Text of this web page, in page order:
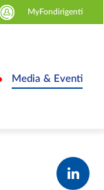
MyFondirigenti
Media & Eventi